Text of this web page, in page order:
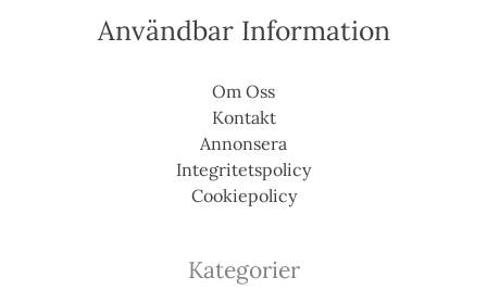
Användbar Information
Om Oss
Kontakt
Annonsera
Integritetspolicy
Cookiepolicy
Kategorier